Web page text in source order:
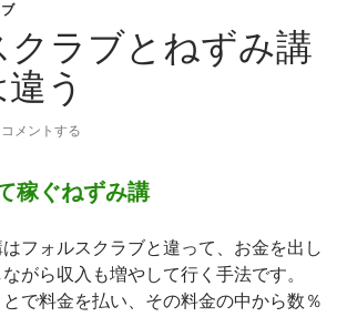
クラブとねずみ講
う
コメントする
稼ぐねずみ講
フォルスクラブと違って、お金を出し
がら収入も増やして行く手法です。
で料金を払い、その料金の中から数％